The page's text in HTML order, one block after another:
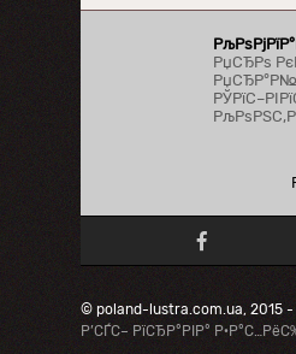
РџСЂРѕ
© poland-lustra.com.ua, 2015
Р’СЃС– РїСЂР°РІР°